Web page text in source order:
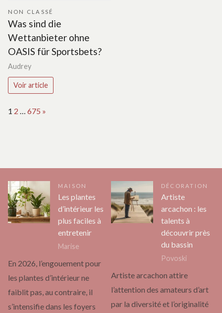
NON CLASSÉ
Was sind die
Wettanbieter ohne
OASIS für Sportsbets?
Audrey
Voir article
Page:
1 2 675 Next
»
MAISON
Les plantes
d’intérieur les
plus faciles à
entretenir
Marise
En 2026, l’engouement pour
les plantes d’intérieur ne
faiblit pas, au contraire, il
s’intensifie dans les foyers
DÉCORATION
Artiste
arcachon : les
talents à
découvrir près
du bassin
Povoski
Artiste arcachon attire
l’attention des amateurs d’art
par la diversité et l’originalité